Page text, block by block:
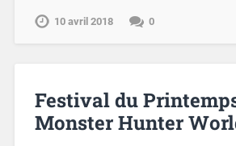
10 avril 2018 0
Festival du
Monster Hunter